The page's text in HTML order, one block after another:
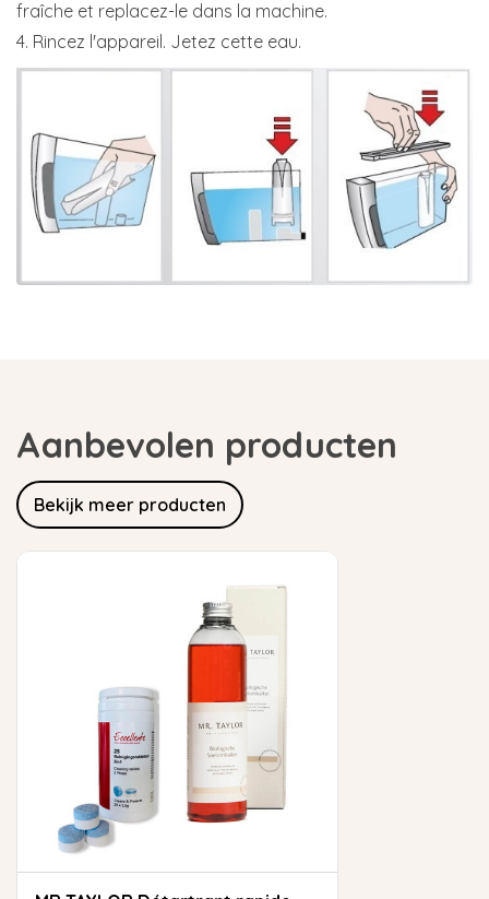
fraîche et replacez-le dans la machine.
4. Rincez l'appareil. Jetez cette eau.
Aanbevolen producten
Bekijk meer producten